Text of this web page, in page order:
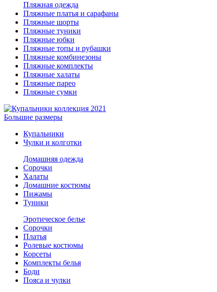
Пляжная одежда
Пляжные платья и сарафаны
Пляжные шорты
Пляжные туники
Пляжные юбки
Пляжные топы и рубашки
Пляжные комбинезоны
Пляжные комплекты
Пляжные халаты
Пляжные парео
Пляжные сумки
Большие размеры
Купальники
Чулки и колготки
Домашняя одежда
Сорочки
Халаты
Домашние костюмы
Пижамы
Туники
Эротическое белье
Сорочки
Платья
Ролевые костюмы
Корсеты
Комплекты белья
Боди
Пояса и чулки